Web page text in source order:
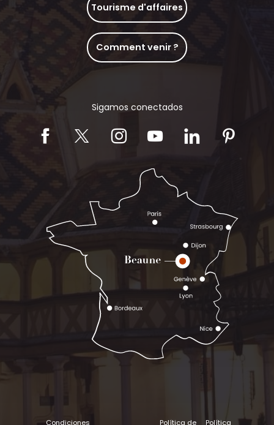
Tourisme d'affaires
Comment venir ?
Sigamos conectados
Condiciones Política de Política